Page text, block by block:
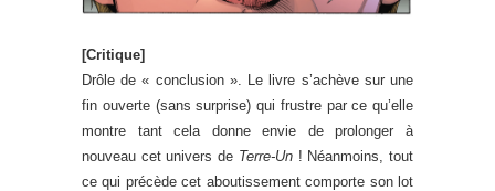
[Critique]
Drôle de « conclusion ». Le livre s’achève sur une
fin ouverte (sans surprise) qui frustre par ce qu’elle
montre tant cela donne envie de prolonger à
nouveau cet univers de Terre-Un! Néanmoins, tout
ce qui précède cet aboutissement comporte son lot